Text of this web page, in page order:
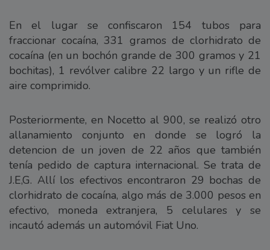
En el lugar se confiscaron 154 tubos para
fraccionar cocaína, 331 gramos de clorhidrato de
cocaína (en un bochón grande de 300 gramos y 21
bochitas), 1 revólver calibre 22 largo y un rifle de
aire comprimido.
Posteriormente, en Nocetto al 900, se realizó otro
allanamiento conjunto en donde se logró la
detencion de un joven de 22 años que también
tenía pedido de captura internacional. Se trata de
J.E,G. Allí los efectivos encontraron 29 bochas de
clorhidrato de cocaína, algo más de 3.000 pesos en
efectivo, moneda extranjera, 5 celulares y se
incautó además un automóvil Fiat Uno.